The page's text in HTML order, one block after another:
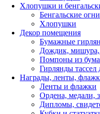
Хлопушки и
Бенгальские огни
Хлопушки
Декор помещения
Бумажные
Дождик, мишура,
Помпоны из
Гирлянды тассел
Награды, ленты,
Ленты и флажки
Ордена, медали,
Дипломы,